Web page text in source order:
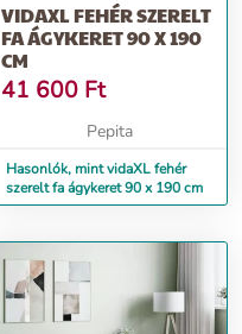
VIDAXL FEHÉR SZERELT
FA ÁGYKERET 90 X 190
CM
41 600 Ft
Pepita
Hasonlók, mint vidaXL fehér
szerelt fa ágykeret 90 x 190 cm